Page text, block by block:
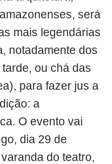
será
mais legendárias
notadamente dos
ou chá das
para fazer jus a
a
O evento vai
dia 29 de
do teatro,